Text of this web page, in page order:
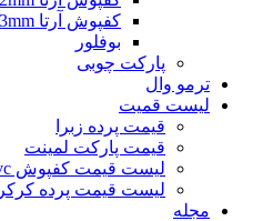
کفپوش آرتا 3mm
بوفلور
پارکت چوبی
ترمو وال
لیست قمیت
قیمت پرده زبرا
قیمت پارکت لمینت
لیست قیمت کفپوش pvc
لیست قیمت پرده
مجله